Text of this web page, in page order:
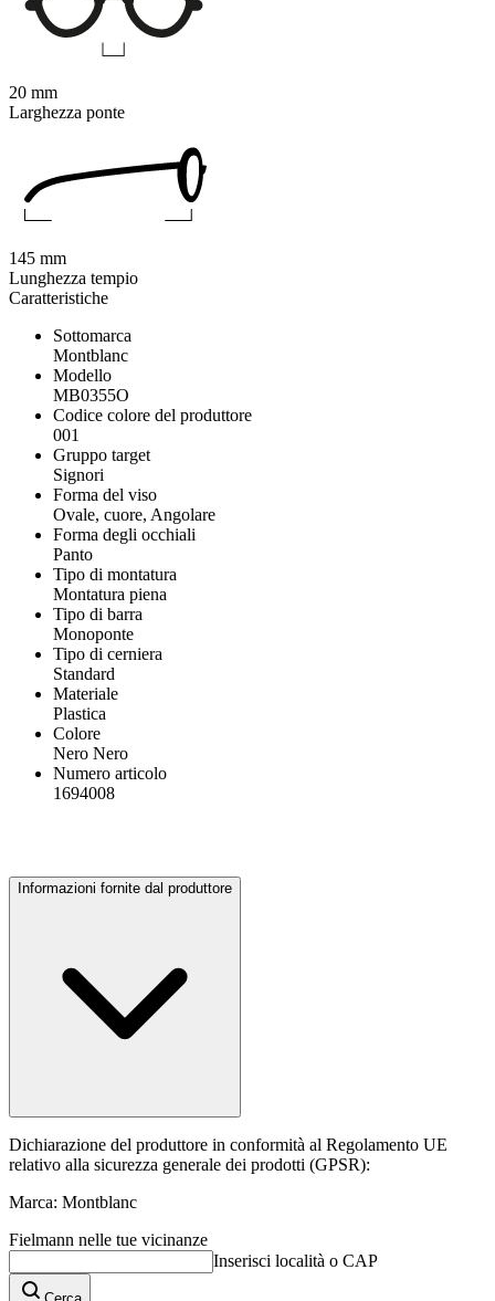
Caratteristiche
Sottomarca
Montblanc
Modello
MB0355O
Codice colore del produttore
001
Gruppo target
Signori
Forma del viso
Ovale, cuore, Angolare
Forma degli occhiali
Panto
Tipo di montatura
Montatura piena
Tipo di barra
Monoponte
Tipo di cerniera
Standard
Materiale
Plastica
Colore
Nero Nero
Numero articolo
1694008
Informazioni fornite dal produttore
Dichiarazione del produttore in conformità al Regolamento UE
relativo alla sicurezza generale dei prodotti (GPSR):
Marca: Montblanc
20 mm
Larghezza ponte
145 mm
Lunghezza tempio
Fielmann nelle tue vicinanze
Inserisci località o CAP